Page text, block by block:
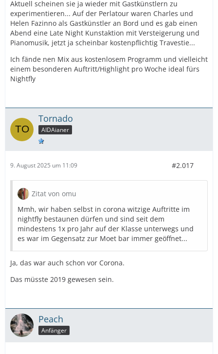
Aktuell scheinen sie ja wieder mit Gastkünstlern zu
experimentieren... Auf der Perlatour waren Charles und
Helen Fazinno als Gastkünstler an Bord und es gab einen
Abend eine Late Night Kunstaktion mit Versteigerung und
Pianomusik, jetzt ja scheinbar kostenpflichtig Travestie...
Ich fände nen Mix aus kostenlosem Programm und vielleicht
einem besonderen Auftritt/Highlight pro Woche ideal fürs
Nightfly
Tornado
AIDAianer
9. August 2025 um 11:09 #2.017
Zitat von omu
Mmh, wir haben selbst in corona witzige Auftritte im
nightfly bestaunen dürfen und sind seit dem
mindestens 1x pro Jahr auf der Klasse unterwegs und
es war im Gegensatz zur Moet bar immer geöffnet...
Ja, das war auch schon vor Corona.
Das müsste 2019 gewesen sein.
Peach
Anfänger